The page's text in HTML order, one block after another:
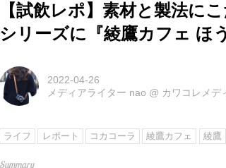
【試飲レポ】素材と製法に
シリーズに『綾鷹カフェ ほ
2022-04-26
メディアライター nao @ カワコレメデ
ライフ レポート コカコーラ 綾鷹カフェ 綾鷹